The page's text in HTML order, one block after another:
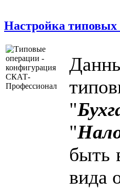
Настройка типовых
"
"
быть
вида